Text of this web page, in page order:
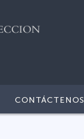
CONTÁCTENOS